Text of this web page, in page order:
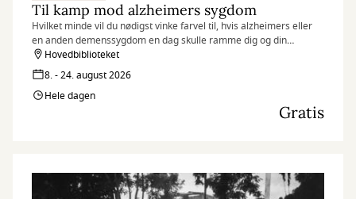
Til kamp mod alzheimers sygdom
Hvilket minde vil du nødigst vinke farvel til, hvis alzheimers eller
en anden demenssygdom en dag skulle ramme dig og din
hukommelse?
Hovedbiblioteket
8. - 24. august 2026
Hele dagen
Gratis